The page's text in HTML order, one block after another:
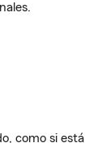
como si está